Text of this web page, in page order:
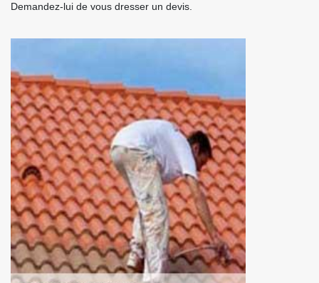
Demandez-lui de vous dresser un devis.